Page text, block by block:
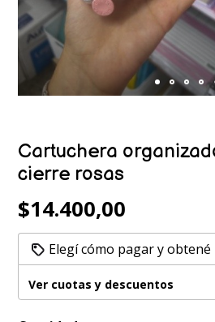
Cartuchera
cierre rosas
$14.400,00
Elegí cómo pagar y obtené
Ver cuotas y descuentos